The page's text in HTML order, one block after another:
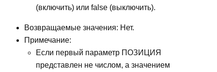
(включить) или false (выключить).
Возвращаемые значения: Нет.
Примечание:
Если первый параметр ПОЗИЦИЯ
представлен не числом, а значением